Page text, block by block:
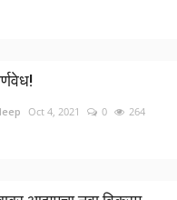
Oct 4, 2021 0 264